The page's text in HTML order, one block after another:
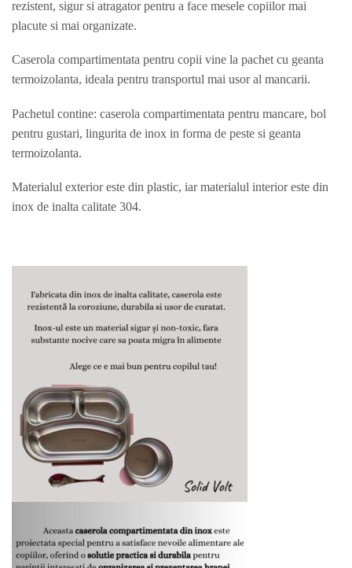
rezistent, sigur si atragator pentru a face mesele copiilor mai
placute si mai organizate.
Caserola compartimentata pentru copii vine la pachet cu geanta
termoizolanta, ideala pentru transportul mai usor al mancarii.
Pachetul contine: caserola compartimentata pentru mancare, bol
pentru gustari, lingurita de inox in forma de peste si geanta
termoizolanta.
Materialul exterior este din plastic, iar materialul interior este din
inox de inalta calitate 304.